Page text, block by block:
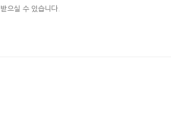
으실 수 있습니다.